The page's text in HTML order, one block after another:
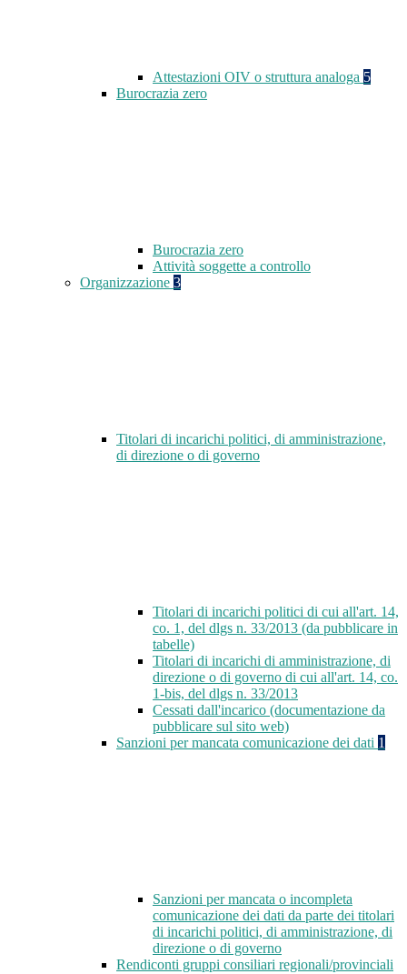
Attestazioni OIV o struttura analoga 5
Burocrazia zero
Burocrazia zero
Attività soggette a controllo
Organizzazione 3
Titolari di incarichi politici, di amministrazione,
di direzione o di governo
Titolari di incarichi politici di cui all'art. 14,
co. 1, del dlgs n. 33/2013 (da pubblicare in
tabelle)
Titolari di incarichi di amministrazione, di
direzione o di governo di cui all'art. 14, co.
1-bis, del dlgs n. 33/2013
Cessati dall'incarico (documentazione da
pubblicare sul sito web)
Sanzioni per mancata comunicazione dei dati 1
Sanzioni per mancata o incompleta
comunicazione dei dati da parte dei titolari
di incarichi politici, di amministrazione, di
direzione o di governo
Rendiconti gruppi consiliari regionali/provinciali